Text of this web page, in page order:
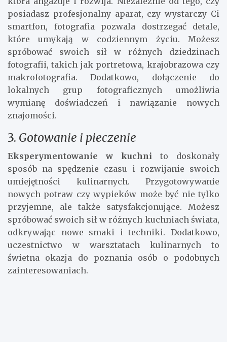
warsztatach artystycznych może stać się okazją do
poznania osób o podobnych zainteresowaniach.
2.Fotografia
Uchwycenie piękna otaczającego świata
która angażuje i rozwija. Niezależnie od tego, czy
posiadasz profesjonalny aparat, czy wystarczy Ci
smartfon, fotografia pozwala dostrzegać detale,
które umykają w codziennym życiu. Możesz
spróbować swoich sił w różnych dziedzinach
fotografii, takich jak portretowa, krajobrazowa czy
lokalnych grup fotograficznych umożliwia
wymianę doświadczeń i nawiązanie nowych
znajomości.
3.Gotowanie i pieczenie
Eksperymentowanie w kuchni to doskonały
sposób na spędzenie czasu i rozwijanie swoich
umiejętności kulinarnych. Przygotowywanie
nowych potraw czy wypieków może być nie tylko